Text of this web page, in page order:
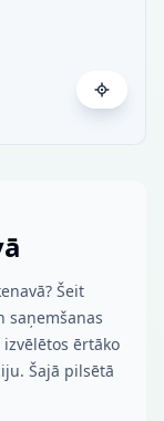
Šeit
saņemšanas
ērtāko
Šajā pilsētā